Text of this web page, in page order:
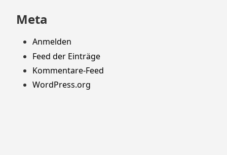
Meta
Anmelden
Feed der Einträge
Kommentare-Feed
WordPress.org